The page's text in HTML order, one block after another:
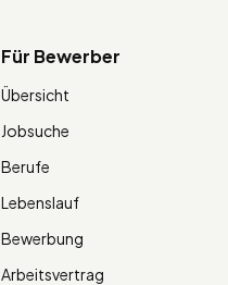
Für Bewerber
Übersicht
Jobsuche
Berufe
Lebenslauf
Bewerbung
Arbeitsvertrag